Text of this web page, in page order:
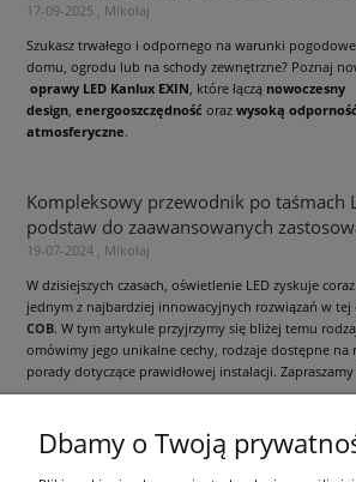
17-09-2025 , Mikołaj
Szukasz trwałego i odpornego na warunki
domu, ogrodu lub na schody zewnętrzne? Poznaj
oprawy LED Kanlux EXIN, które łączą nowoczesny
design, energooszczędność oraz wysoką
atmosferyczne.
Kompleksowy przewodnik po taśmach
podstaw do zaawansowanych
19-07-2024 , Mikołaj
W dzisiejszych czasach, oświetlenie LED zyskuje
jednym z najbardziej innowacyjnych rozwiązań w tej
COB. W tym artykule przyjrzymy się bliżej temu
omówimy jego unikalne cechy, rodzaje dostępne na
porady dotyczące prawidłowej instalacji.
Dbamy o Twoją